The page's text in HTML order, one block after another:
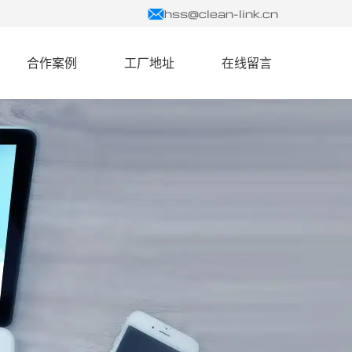
hss@clean-link.cn
合作案例 工厂地址 在线留言